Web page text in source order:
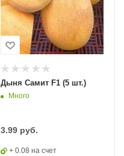
Дыня Самит F1 (5 шт.)
Много
3.99 руб.
+ 0.08 на счет